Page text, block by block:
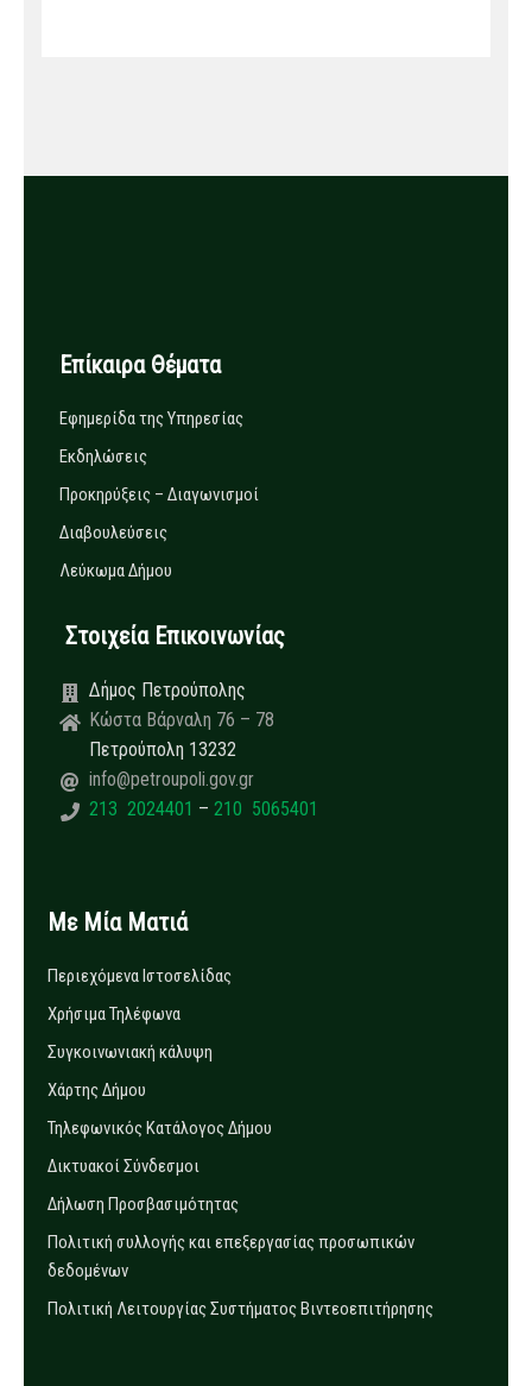
Επίκαιρα Θέματα
Εφημερίδα της Υπηρεσίας
Εκδηλώσεις
Προκηρύξεις – Διαγωνισμοί
Διαβουλεύσεις
Λεύκωμα Δήμου
Στοιχεία Επικοινωνίας
Δήμος Πετρούπολης
Κώστα Βάρναλη 76 – 78
Πετρούπολη 13232
info@petroupoli.gov.gr
213 2024401 – 210 5065401
Με Μία Ματιά
Περιεχόμενα Ιστοσελίδας
Χρήσιμα Τηλέφωνα
Συγκοινωνιακή κάλυψη
Χάρτης Δήμου
Τηλεφωνικός Κατάλογος Δήμου
Δικτυακοί Σύνδεσμοι
Δήλωση Προσβασιμότητας
Πολιτική συλλογής και επεξεργασίας προσωπικών
δεδομένων
Πολιτική Λειτουργίας Συστήματος Βιντεοεπιτήρησης